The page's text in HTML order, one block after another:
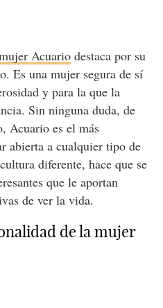
Acuariodestaca por su
Es una mujer segura de sí
y para la que la
Sin ninguna duda, de
Acuario es el más
abierta a cualquier tipo de
diferente, hace que se
que le aportan
de ver la vida.
de la mujer